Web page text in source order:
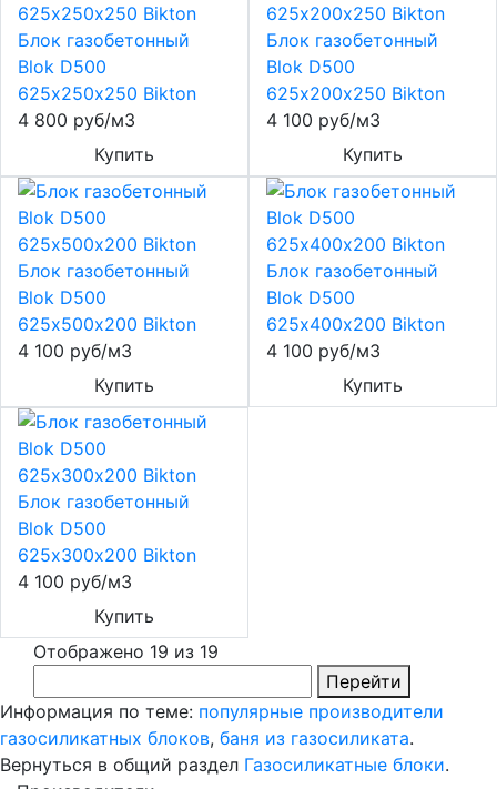
Блок газобетонный
Blok D500
625х250х250 Bikton
4 800 руб/м3
Купить
Блок газобетонный
Blok D500
625х200х250 Bikton
4 100 руб/м3
Купить
Блок газобетонный
Blok D500
625х500х200 Bikton
4 100 руб/м3
Купить
Блок газобетонный
Blok D500
625х400х200 Bikton
4 100 руб/м3
Купить
Блок газобетонный
Blok D500
625х300х200 Bikton
4 100 руб/м3
Купить
Отображено 19 из 19
Перейти
Информация по теме: популярные производители
газосиликатных блоков, баня из газосиликата.
Вернуться в общий раздел Газосиликатные блоки.